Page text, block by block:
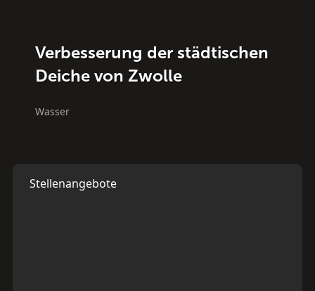
Verbesserung der städtischen
Deiche von Zwolle
Wasser
Stellenangebote